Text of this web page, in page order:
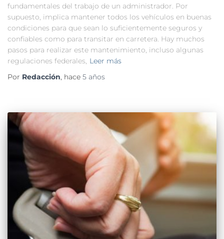
fundamentales del trabajo de un administrador. Por
supuesto, implica mantener todos los vehículos en buenas
condiciones para que sean lo suficientemente seguros y
confiables como para transitar en carretera. Hay muchos
pasos para realizar este mantenimiento, incluso algunas
regulaciones federales, Leer más
Por Redacción, hace 5 años